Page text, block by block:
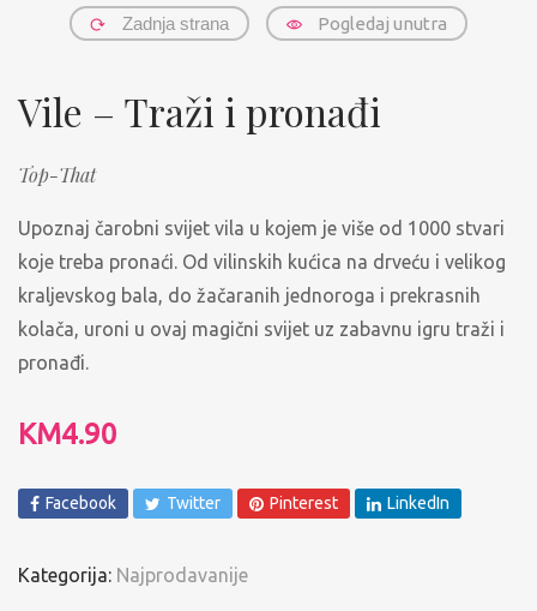
Zadnja strana Pogledaj unutra
Vile – Traži i pronađi
Top-That
Upoznaj čarobni svijet vila u kojem je više od 1000 stvari
koje treba pronaći. Od vilinskih kućica na drveću i velikog
kraljevskog bala, do žačaranih jednoroga i prekrasnih
kolača, uroni u ovaj magični svijet uz zabavnu igru traži i
pronađi.
KM4.90
Facebook Twitter Pinterest LinkedIn
Kategorija: Najprodavanije